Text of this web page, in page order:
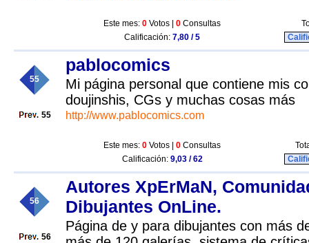
Este mes: 0 Votos | 0 Consultas
Calificación: 7,80 / 5
55
55
pablocomics
Mi página personal que contiene mis
doujinshis, CGs y muchas cosas más
http://www.pablocomics.com
Este mes: 0 Votos | 0 Consultas
Calificación: 9,03 / 62
56
56
Autores XpErMaN,
Dibujantes OnLine.
Página de y para dibujantes con más